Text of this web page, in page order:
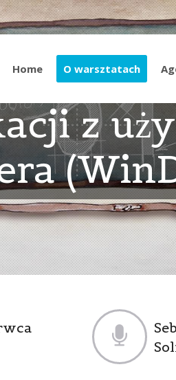
Home O warsztatach
z